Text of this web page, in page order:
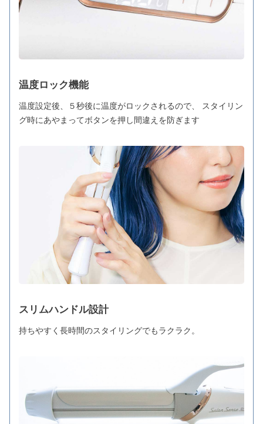
温度ロック機能
温度設定後、５秒後に温度がロックされるので、 スタイリン
グ時にあやまってボタンを押し間違えを防ぎます
スリムハンドル設計
持ちやすく長時間のスタイリングでもラクラク。